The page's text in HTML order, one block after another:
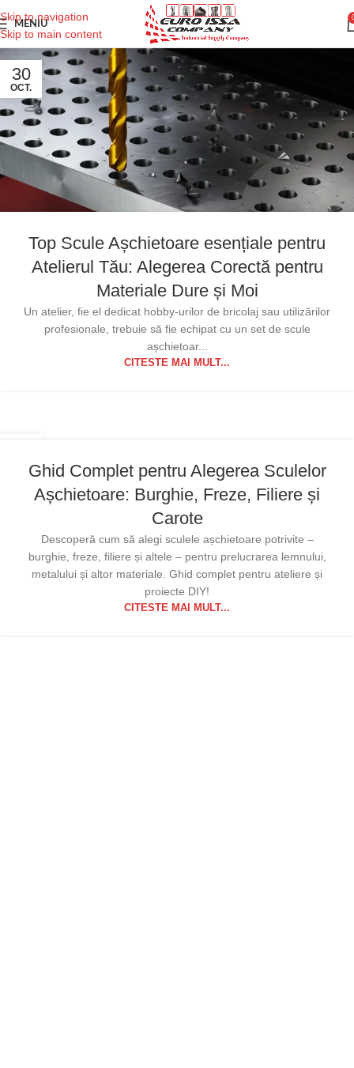
Skip to navigation
Skip to main content
MENIU
30
OCT.
Top Scule Așchietoare esențiale pentru
Atelierul Tău: Alegerea Corectă pentru
Materiale Dure și Moi
Un atelier, fie el dedicat hobby-urilor de bricolaj sau utilizărilor
profesionale, trebuie să fie echipat cu un set de scule
așchietoar...
CITESTE MAI MULT...
Ghid Complet pentru Alegerea Sculelor
Așchietoare: Burghie, Freze, Filiere și
Carote
Descoperă cum să alegi sculele așchietoare potrivite –
burghie, freze, filiere și altele – pentru prelucrarea lemnului,
metalului și altor materiale. Ghid complet pentru ateliere și
proiecte DIY!
CITESTE MAI MULT...